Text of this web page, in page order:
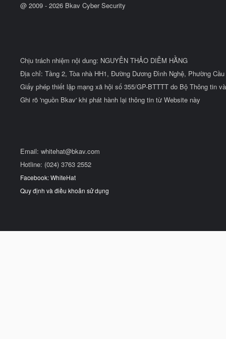
@ 2009 - 2026 Bkav Cyber Security
Chịu trách nhiệm nội dung: NGUYỄN THẢO DIỄM HẰNG
Địa chỉ: Tầng 2, Tòa nhà HH1, Đường Dương Đình Nghệ, Phường
Giấy phép thiết lập mạng xã hội số 355/GP-BTTTT do Bộ Thông tin
Ghi rõ 'nguồn Bkav' khi phát hành lại thông tin từ Website này
Email: whitehat@bkav.com
Hotline: (024) 3763 2552
Facebook: WhiteHat
Quy định và điều khoản sử dụng